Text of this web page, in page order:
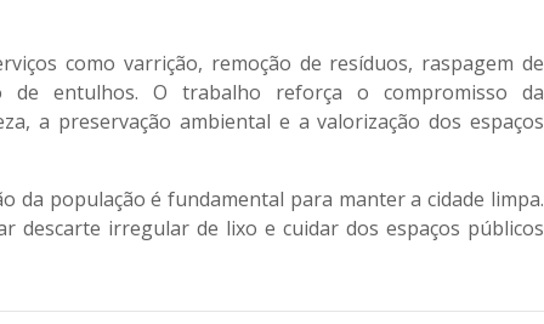
como varrição, remoção de resíduos, raspagem de
de entulhos. O trabalho reforça o compromisso da
a preservação ambiental e a valorização dos espaços
da população é fundamental para manter a cidade limpa.
descarte irregular de lixo e cuidar dos espaços públicos